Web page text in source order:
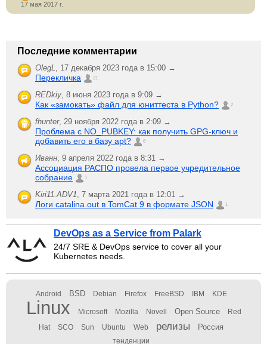
17 мая 2017 г.
Последние комментарии
OlegL, 17 декабря 2023 года в 15:00 →
Перекличка 21
REDkiy, 8 июня 2023 года в 9:09 →
Как «замокать» файл для юниттеста в Python? 2
fhunter, 29 ноября 2022 года в 2:09 →
Проблема с NO_PUBKEY: как получить GPG-ключ и
добавить его в базу apt?
6
Иванн, 9 апреля 2022 года в 8:31 →
Ассоциация РАСПО провела первое учредительное
собрание
1
Kiri11.ADV1, 7 марта 2021 года в 12:01 →
Логи catalina.out в TomCat 9 в формате JSON 1
DevOps as a Service from Palark
24/7 SRE & DevOps service to cover all your
Kubernetes needs.
Android BSD Debian Firefox FreeBSD IBM KDE
Linux Microsoft Mozilla Novell Open Source Red
Hat SCO Sun Ubuntu Web релизы Россия
тенденции